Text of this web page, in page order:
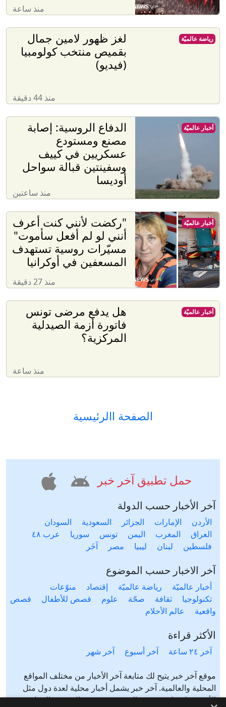
منذ ساعة
لغز ظهور لامين جمال
بقميص منتخب كولومبيا
(فيديو)
منذ 44 دقيقة
رياضة عالميّة
الدفاع الروسية: إصابة
مصنع ومستودع
عسكريين في كييف
وسفينتين قبالة سواحل
أوديسا
منذ ساعتين
أخبار عالميّة
"ركضت لأنني كنت أعرف
أنني لو لم أفعل سأموت"
مسيّرات روسية تستهدف
المسعفين في أوكرانيا
منذ 27 دقيقة
أخبار عالميّة
هل يدفع مرضى تونس
فاتورة أزمة الصيدلية
المركزية؟
منذ ساعة
أخبار عالميّة
الصفحة االرئيسية
حمل تطبيق آخر خبر
آخر الأخبار حسب الدولة
الأردن الإمارات الجزائر السعودية
السودان
العراق
المغرب اليمن تونس سوريا
عرب ٤٨
فلسطين
لبنان ليبيا مصر آخَر
آخر الاخبار حسب الموضوع
أخبار عالميّة رياضة عالميّة إقتصاد
منوّعات
تكنولوجيا
ثقافة صحّة علوم قصص للأطفال
قصص
واقعية
عالم الأحلام
الأكثر قراءة
آخر ٢٤ ساعة آخر أسبوع آخر شهر
موقع آخر خبر يتيح لك متابعة آخر الأخبار من مختلف المواقع
المحلية والعالمية. آخر خبر يشمل أخبار محلية لعدة دول مثل
الأردن، فلسطين، مصر، السعودية، تونس، المغرب، الجزائر،